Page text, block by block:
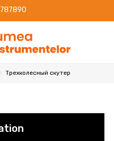
Трехколесный скутер